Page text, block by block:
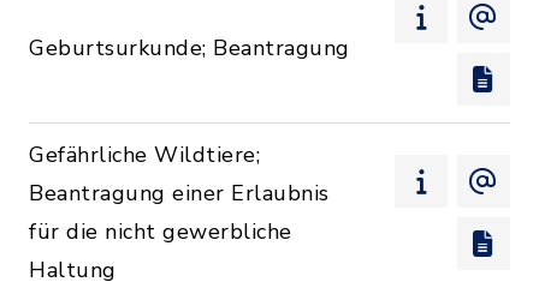
Geburtsurkunde; Beantragung
Gefährliche Wildtiere;
Beantragung einer Erlaubnis
für die nicht gewerbliche
Haltung